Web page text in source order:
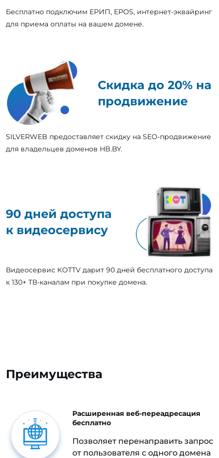
Бесплатно подключим ЕРИП, EPOS, интернет-эквайринг
для приема оплаты на вашем домене.
Скидка до 20% на
продвижение
SILVERWEB предоставляет скидку на SEO-продвижение
для владельцев доменов HB.BY.
90 дней доступа
к видеосервису
Видеосервис КОТТV дарит 90 дней бесплатного доступа
к 130+ ТВ-каналам при покупке домена.
Преимущества
Расширенная веб-переадресация
бесплатно
Позволяет перенаправить запрос
от пользователя с одного домена